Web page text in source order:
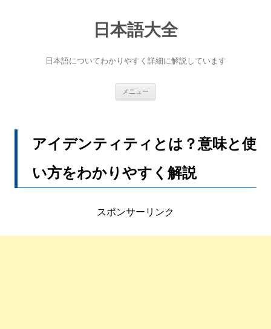
日本語大全
日本語についてわかりやすく詳細に解説しています
メニュー
アイデンティティとは？意味と使
い方をわかりやすく解説
スポンサーリンク